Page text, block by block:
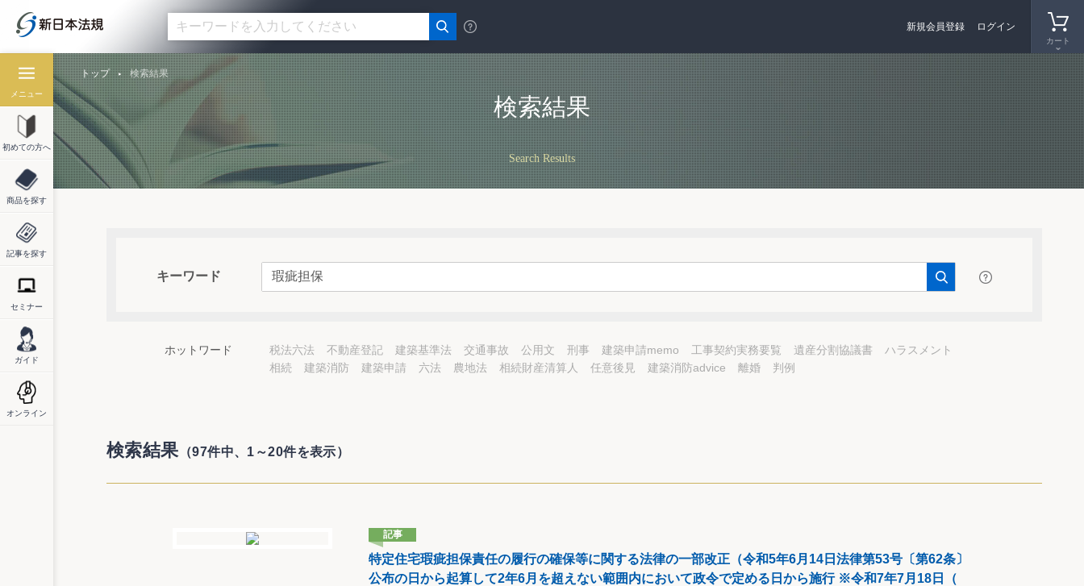
カート
新規会員登録 ログイン
メニュー
初めての方へ
商品を探す
記事を探す
セミナー
ガイド
オンライン
検索結果
Search Results
トップ 検索結果
キーワード
ホットワード 税法六法 不動産登記 建築基準法 交通事故 公用文 刑事 建築申請memo 工事契約実務要覧 遺産分割協議書
ハラスメント
相続
建築消防 建築申請 六法 農地法 相続財産清算人 任意後見 建築消防advice 離婚 判例
検索結果 （97件中、1～20件を表示）
記事
特定住宅瑕疵担保責任の履行の確保等に関する法律の一部改正（令和5年6月14日法律第53号〔第62条〕
公布の日から起算して2年6月を超えない範囲内において政令で定める日から施行 ※令和7年7月18日（